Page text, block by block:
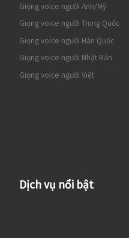
Giọng voice người Anh/Mỹ
Giọng voice người Trung Quốc
Giọng voice người Hàn Quốc
Giọng voice người Nhật Bản
Giọng voice người Việt
Dịch vụ nổi bật